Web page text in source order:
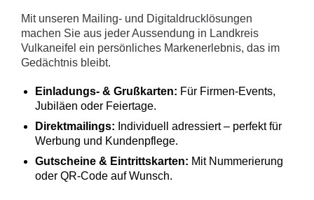
Mit unseren Mailing- und Digitaldrucklösungen
machen Sie aus jeder Aussendung in Landkreis
Vulkaneifel ein persönliches Markenerlebnis, das im
Gedächtnis bleibt.
Einladungs- & Grußkarten: Für Firmen-Events,
Jubiläen oder Feiertage.
Direktmailings: Individuell adressiert – perfekt für
Werbung und Kundenpflege.
Gutscheine & Eintrittskarten: Mit Nummerierung
oder QR-Code auf Wunsch.